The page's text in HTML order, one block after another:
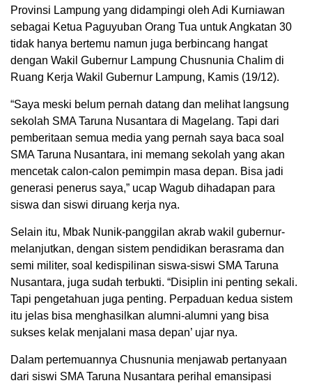
Provinsi Lampung yang didampingi oleh Adi Kurniawan
sebagai Ketua Paguyuban Orang Tua untuk Angkatan 30
tidak hanya bertemu namun juga berbincang hangat
dengan Wakil Gubernur Lampung Chusnunia Chalim di
Ruang Kerja Wakil Gubernur Lampung, Kamis (19/12).
“Saya meski belum pernah datang dan melihat langsung
sekolah SMA Taruna Nusantara di Magelang. Tapi dari
pemberitaan semua media yang pernah saya baca soal
SMA Taruna Nusantara, ini memang sekolah yang akan
mencetak calon-calon pemimpin masa depan. Bisa jadi
generasi penerus saya,” ucap Wagub dihadapan para
siswa dan siswi diruang kerja nya.
Selain itu, Mbak Nunik-panggilan akrab wakil gubernur-
melanjutkan, dengan sistem pendidikan berasrama dan
semi militer, soal kedispilinan siswa-siswi SMA Taruna
Nusantara, juga sudah terbukti. “Disiplin ini penting sekali.
Tapi pengetahuan juga penting. Perpaduan kedua sistem
itu jelas bisa menghasilkan alumni-alumni yang bisa
sukses kelak menjalani masa depan’ ujar nya.
Dalam pertemuannya Chusnunia menjawab pertanyaan
dari siswi SMA Taruna Nusantara perihal emansipasi